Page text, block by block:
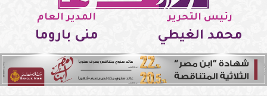
رئيس التحرير
محمد الغيطي
المدير العام
منى باروما